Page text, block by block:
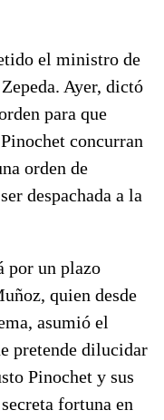
el ministro de
Ayer, dictó
para que
concurran
orden de
despachada a la
por un plazo
quien desde
asumió el
pretende dilucidar
Pinochet y sus
fortuna en